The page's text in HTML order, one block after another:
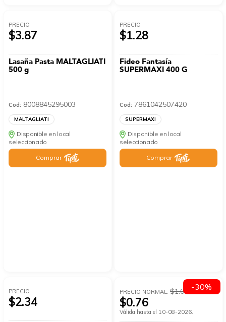
PRECIO
$3.87
Lasaña Pasta MALTAGLIATI
500 g
Cod: 8008845295003
MALTAGLIATI
Disponible en local
seleccionado
Comprar
PRECIO
$1.28
Fideo Fantasía
SUPERMAXI 400 G
Cod: 7861042507420
SUPERMAXI
Disponible en local
seleccionado
Comprar
PRECIO
$2.34
PRECIO NORMAL:$1.08
$0.76
Válida hasta el 10-08-2026.
-30%